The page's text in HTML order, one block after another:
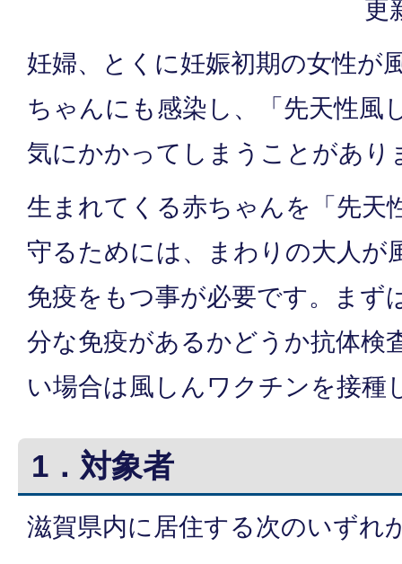
更
妊婦、とくに妊娠初期の女性が
ちゃんにも感染し、「先天性風
気にかかってしまうことがあり
生まれてくる赤ちゃんを「先天
守るためには、まわりの大人が
免疫をもつ事が必要です。まず
分な免疫があるかどうか抗体検
い場合は風しんワクチンを接種
1．対象者
滋賀県内に居住する次のいずれ